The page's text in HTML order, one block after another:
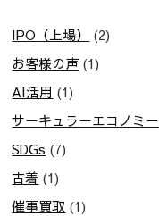
IPO（上場）
(2)
お客様の声(1)
AI活用 (1)
サーキュラーエコノミー
SDGs (7)
古着 (1)
催事買取 (1)